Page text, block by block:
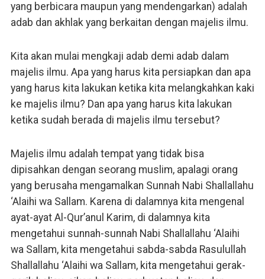
yang berbicara maupun yang mendengarkan) adalah
adab dan akhlak yang berkaitan dengan majelis ilmu.
Kita akan mulai mengkaji adab demi adab dalam
majelis ilmu. Apa yang harus kita persiapkan dan apa
yang harus kita lakukan ketika kita melangkahkan kaki
ke majelis ilmu? Dan apa yang harus kita lakukan
ketika sudah berada di majelis ilmu tersebut?
Majelis ilmu adalah tempat yang tidak bisa
dipisahkan dengan seorang muslim, apalagi orang
yang berusaha mengamalkan Sunnah Nabi Shallallahu
‘Alaihi wa Sallam. Karena di dalamnya kita mengenal
ayat-ayat Al-Qur’anul Karim, di dalamnya kita
mengetahui sunnah-sunnah Nabi Shallallahu ‘Alaihi
wa Sallam, kita mengetahui sabda-sabda Rasulullah
Shallallahu ‘Alaihi wa Sallam, kita mengetahui gerak-